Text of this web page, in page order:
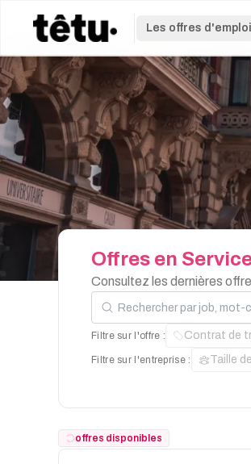
Les offres d'emploi
Offres en
Consultez les dernières
Rechercher par job, mot-clé
Filtre sur l'offre : Contrat de
Filtre sur l'entreprise : Taille
offres disponibles